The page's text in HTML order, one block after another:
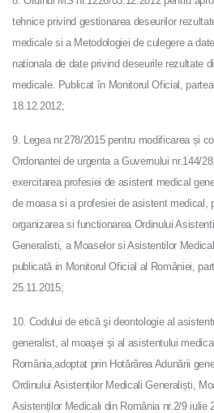
tehnice privind gestionarea deseurilor
medicale si a Metodologiei de culegere a
nationala de date privind deseurile rezultate
medicale. Publicat în Monitorul Oficial,
18.12.2012;
9. Legea nr.278/2015 pentru modificarea și
Ordonantei de urgenta a Guvernului nr.144/
exercitarea profesiei de asistent medical
de moasa si a profesiei de asistent medical,
organizarea si functionarea Ordinului
Generalisti, a Moaselor si Asistentilor
publicată in Monitorul Oficial al României,
25.11.2015;
10. Codului de etică şi deontologie al
generalist, al moaşei şi al asistentului
România,adoptat prin Hotărârea Adunării
Ordinului Asistenților Medicali Generaliști,
Asistenților Medicali din România nr.2/9 iulie